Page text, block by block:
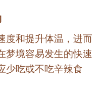
度和提升体温，进而
梦境容易发生的快速
少吃或不吃辛辣食